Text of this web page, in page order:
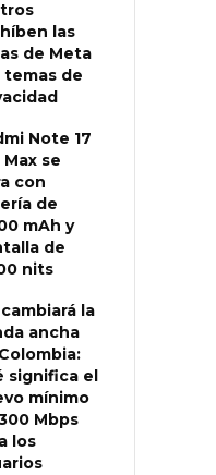
las
de Meta
temas de
Note 17
Max se
con
de
mAh y
de
nits
la
ancha
significa el
mínimo
Mbps
los